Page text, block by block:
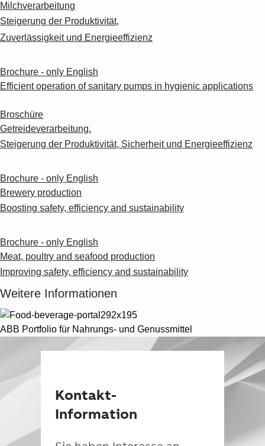
Milchverarbeitung
Steigerung der Produktivität,
Zuverlässigkeit und Energieeffizienz
Brochure - only English
Efficient operation of sanitary pumps in hygienic applications
Broschüre
Getreideverarbeitung.
Steigerung der Produktivität, Sicherheit und Energieeffizienz
Brochure - only English
Brewery production
Boosting safety, efficiency and sustainability
Brochure - only English
Meat, poultry and seafood production
Improving safety, efficiency and sustainability
Weitere Informationen
ABB Portfolio für Nahrungs- und Genussmittel
Kontakt-
Information